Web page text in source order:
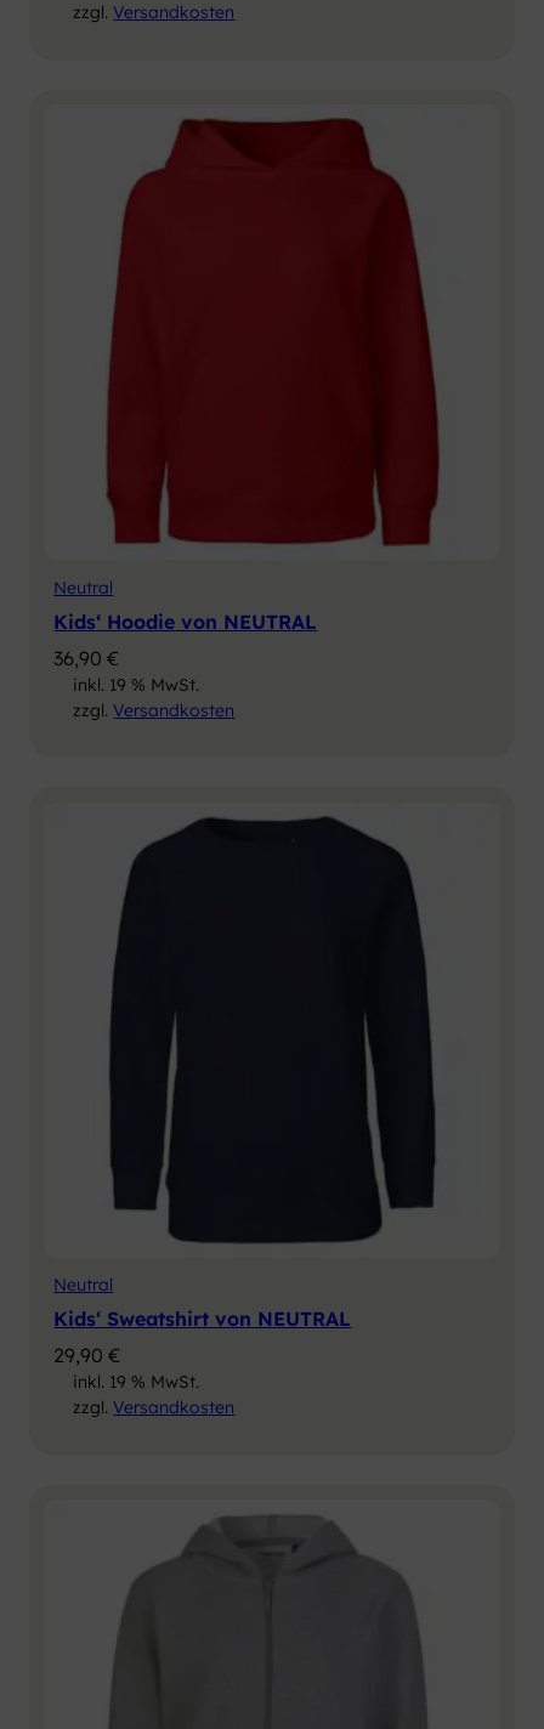
zzgl.Versandkosten
Neutral
Kids‘ Hoodie von NEUTRAL
36,90€
inkl. 19 % MwSt.
zzgl.Versandkosten
Neutral
Kids‘ Sweatshirt von NEUTRAL
29,90€
inkl. 19 % MwSt.
zzgl.Versandkosten